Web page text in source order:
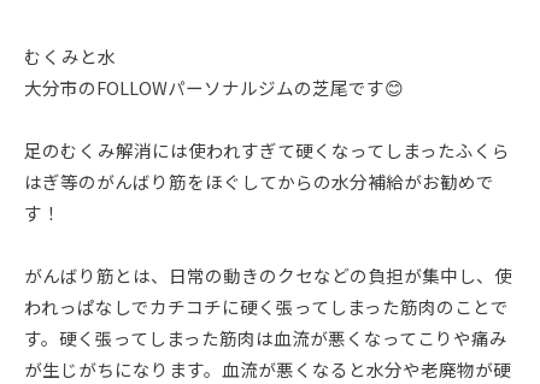
むくみと水
大分市のFOLLOWパーソナルジムの芝尾です😊
足のむくみ解消には使われすぎて硬くなってしまったふくら
はぎ等のがんばり筋をほぐしてからの水分補給がお勧めで
す！
がんばり筋とは、日常の動きのクセなどの負担が集中し、使
われっぱなしでカチコチに硬く張ってしまった筋肉のことで
す。硬く張ってしまった筋肉は血流が悪くなってこりや痛み
が生じがちになります。血流が悪くなると水分や老廃物が硬